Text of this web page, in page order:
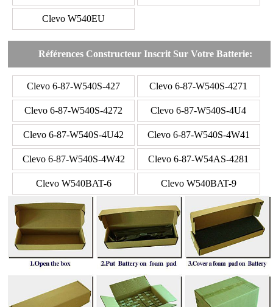
Clevo W540EU
Références Constructeur Inscrit Sur Votre Batterie:
Clevo 6-87-W540S-427 Clevo 6-87-W540S-4271
Clevo 6-87-W540S-4272 Clevo 6-87-W540S-4U4
Clevo 6-87-W540S-4U42 Clevo 6-87-W540S-4W41
Clevo 6-87-W540S-4W42 Clevo 6-87-W54AS-4281
Clevo W540BAT-6 Clevo W540BAT-9